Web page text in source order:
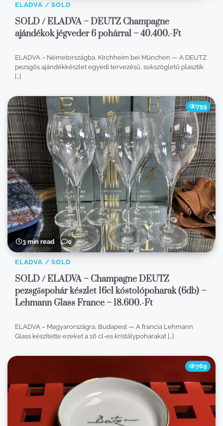
ELADVA / SOLD
SOLD / ELADVA – DEUTZ Champagne
ajándékok jégveder 6 pohárral – 40.400.-Ft
ELADVA – Németországba, Kirchheim bei München — A DEUTZ
pezsgős ajándékkészlet egyedi tervezésű, sokszögletű plasztik
[…]
3 min read 0
759
ELADVA / SOLD
SOLD / ELADVA – Champagne DEUTZ
pezsgőspohár készlet 16cl kóstolópoharak (6db) –
Lehmann Glass France – 18.600.-Ft
ELADVA – Magyarországra, Budapest — A francia Lehmann
Glass készítette ezeket a 16 cl-es kristálypoharakat […]
769